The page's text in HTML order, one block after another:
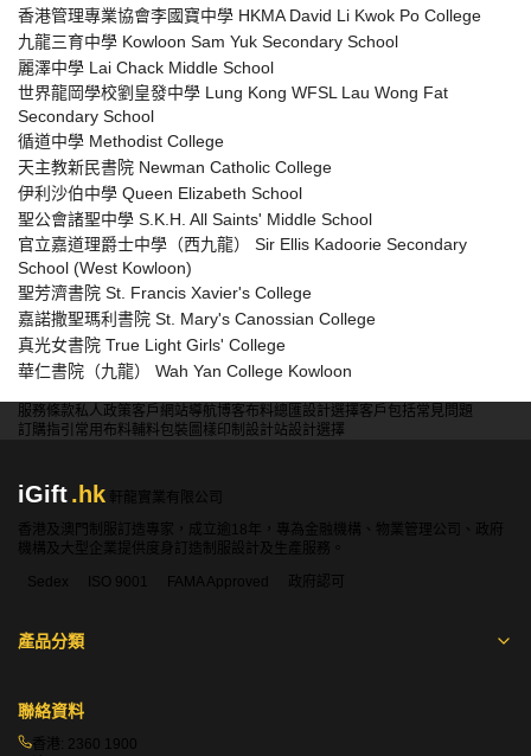
香港管理專業協會李國寶中學 HKMA David Li Kwok Po College
九龍三育中學 Kowloon Sam Yuk Secondary School
麗澤中學 Lai Chack Middle School
世界龍岡學校劉皇發中學 Lung Kong WFSL Lau Wong Fat
Secondary School
循道中學 Methodist College
天主教新民書院 Newman Catholic College
伊利沙伯中學 Queen Elizabeth School
聖公會諸聖中學 S.K.H. All Saints' Middle School
官立嘉道理爵士中學（西九龍） Sir Ellis Kadoorie Secondary
School (West Kowloon)
聖芳濟書院 St. Francis Xavier's College
嘉諾撒聖瑪利書院 St. Mary's Canossian College
真光女書院 True Light Girls' College
華仁書院（九龍） Wah Yan College Kowloon
服務條款私人政策客戶 網站導航博客布料總匯設計選擇客戶包括常見問題
訂購指引 常用布料輔料包裝 圖樣印制 設計站設計選擇
iGift.hk
軒龍實業有限公司
香港及澳門制服訂造專家，成立逾18年，專為金融機構、物業管理公司、政府
機構及大型企業提供度身訂造制服設計及生產服務。
Sedex
ISO 9001 FAMA Approved 政府認可
產品分類
聯絡資料
香港: 2360 1900